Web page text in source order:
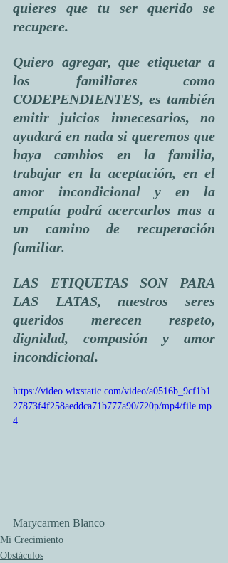
quieres que tu ser querido se
recupere.
Quiero agregar, que etiquetar a
los familiares como
CODEPENDIENTES, es también
emitir juicios innecesarios, no
ayudará en nada si queremos que
haya cambios en la familia,
trabajar en la aceptación, en el
amor incondicional y en la
empatía podrá acercarlos mas a
un camino de recuperación
familiar.
LAS ETIQUETAS SON PARA
LAS LATAS, nuestros seres
queridos merecen respeto,
dignidad, compasión y amor
incondicional.
https://video.wixstatic.com/video/a0516b_9cf1b1
27873f4f258aeddca71b777a90/720p/mp4/file.mp
4
Marycarmen Blanco
Mi Crecimiento
Obstáculos